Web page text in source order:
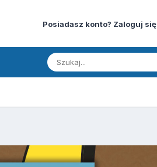
Posiadasz konto? Zaloguj się